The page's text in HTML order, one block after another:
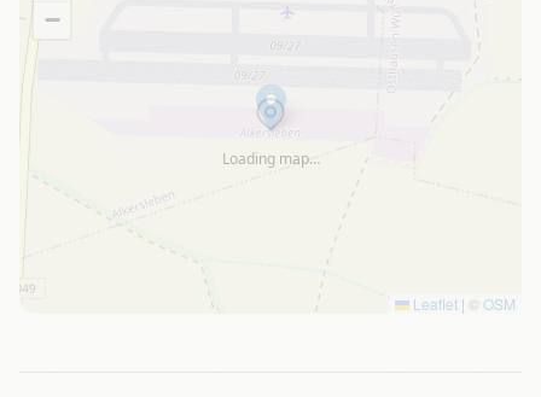
Loading map…
−
Leaflet | © OSM